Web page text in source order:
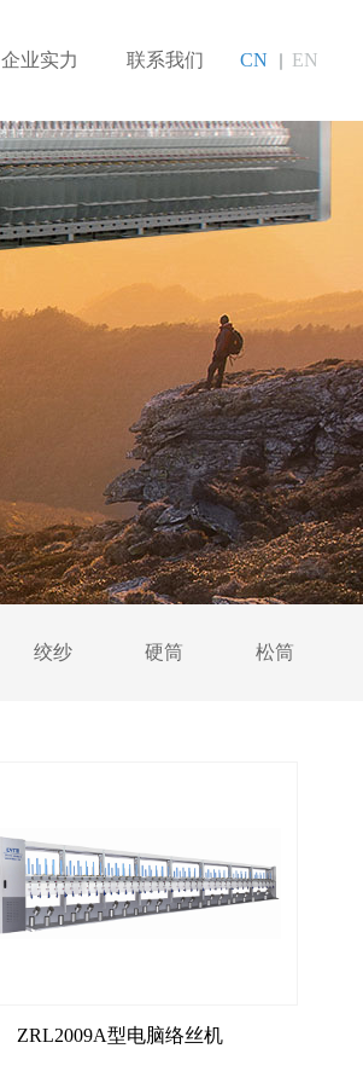
企业实力 联系我们 CN EN
绞纱 硬筒 松筒
ZRL2009A型电脑络丝机